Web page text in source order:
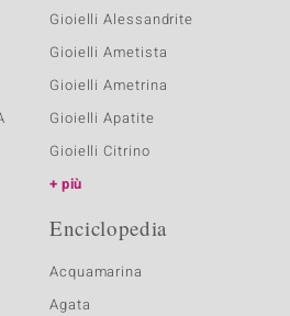
Gioielli Alessandrite
Gioielli Ametista
Gioielli Ametrina
Gioielli Apatite
Gioielli Citrino
più
Enciclopedia
Acquamarina
Agata